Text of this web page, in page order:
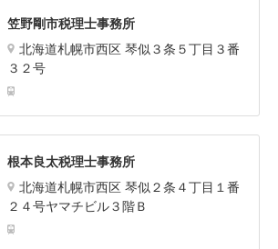
笠野剛市税理士事務所
北海道札幌市西区 琴似３条５丁目３番
３２号
根本良太税理士事務所
北海道札幌市西区 琴似２条４丁目１番
２４号ヤマチビル３階Ｂ